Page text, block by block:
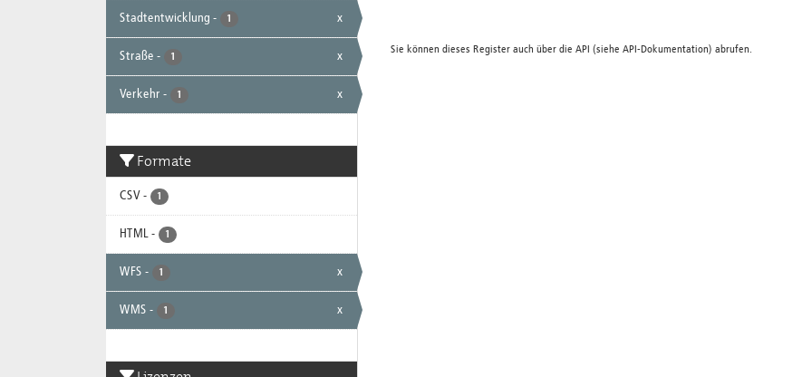
Stadtentwicklung - 1 x
Straße - 1 x
Verkehr - 1 x
Formate
CSV - 1
HTML - 1
WFS - 1 x
WMS - 1 x
Sie können dieses Register auch über die API (siehe API-Dokumentation) abrufen.